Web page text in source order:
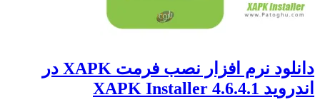
دانلود نرم افزار نصب فرمت XAPK در
اندروید XAPK Installer 4.6.4.1